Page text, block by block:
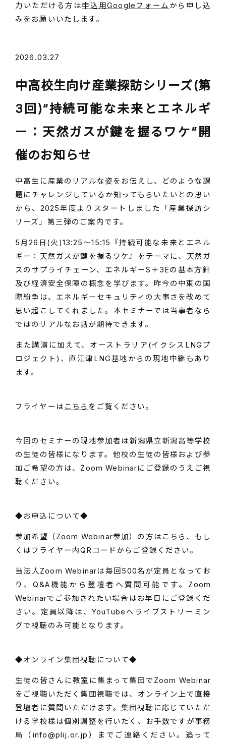
力いただける方は申込用Googleフォーム から申し込
みをお願いいたします。
2026.03.27
中高校生向け産業探訪シリーズ(第
3回)“持続可能な未来とエネルギ
ー：天然ガスが鍵を握るワケ”開
催のお知らせ
中高生に産業のリアルな姿をお伝えし、どのような課
題にチャレンジしているか知ってもらいたいとの思い
から、2025年度よりスタートしました「産業探訪シ
リーズ」第三弾のご案内です。
5月26日(火)13:25～15:15『持続可能な未来とエネル
ギー：天然ガスが鍵を握るワケ』をテーマに、天然ガ
スのサプライチェーン、エネルギーS＋3Eの基本方針
及び経済安全保障の概念を学びます。昨今の中東の国
際紛争は、エネルギーセキュリティの大事さを改めて
思い起こしてくれました。本セミナーでは当事者なら
ではのリアルなお話が期待できます。
また講演に加えて、オーストラリア(イクシスLNGプ
ロジェクト)、直江津LNG基地からの現地中継もあり
ます。
フライヤーは こちら をご覧ください。
今回のセミナーの現地参加者は新潟県立新潟高等学校
の生徒の皆様になります。他校の生徒の皆様および参
加ご希望の方は、Zoom Webinarにご登録のうえご視
聴ください。
◆お申込について◆
参加希望（Zoom Webinar参加）の方は こちら 、もし
くはフライヤー内QRコードからご登録ください。
当法人Zoom Webinarは毎回500名が定員となってお
り、Q&A機能から登壇者へ質問可能です。Zoom
Webinarでご参加されたい場合はお早目にご登録くだ
さい。定員以降は、YouTubeへライブストリーミン
グで視聴のみ可能となります。
◆オンライン集団視聴について◆
生徒の皆さんに教室に集まって集団でZoom Webinar
をご視聴いただく集団視聴では、オンライン上で直接
登壇者に質問いただけます。集団視聴に応じていただ
ける学校様は個別調整を行いたく、お手数ですが事務
局（info@plij.or.jp）までご連絡ください。追って